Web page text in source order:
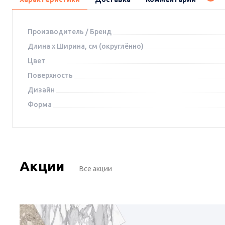
2649
Керамогранит DD841590R Про
Догана бежевый светлый
Производитель / Бренд
Длина x Ширина, см (округлённо)
Цвет
Поверхность
Дизайн
Форма
Акции Все акции